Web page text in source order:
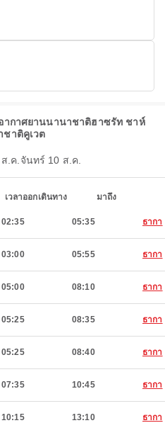
ากาศยานนานาชาติฮาซรัท ชาห์
ชาติคูเวต
.ค. จันทร์ 10 ส.ค.
เวลาออกเดินทาง มาถึง
02:35 05:35 ธากา
03:00 05:55 ธากา
05:00 08:10 ธากา
05:25 08:35 ธากา
05:25 08:40 ธากา
07:35 10:45 ธากา
10:15 13:10 ธากา